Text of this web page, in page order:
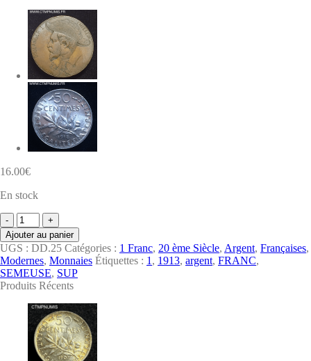
16.00€
En stock
quantité
de
1
FRANC
SEMEUSE
ARGENT
1913
SUP
Ajouter au panier
UGS : DD.25 Catégories : 1 Franc, 20 ème Siècle, Argent, Françaises,
Modernes, Monnaies Étiquettes : 1 , 1913, argent, FRANC,
SEMEUSE, SUP
Produits Récents